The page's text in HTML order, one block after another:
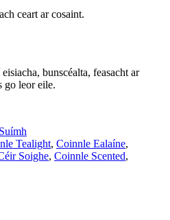
ceart ar cosaint.
bunscéalta, feasacht ar
go leor eile.
Tealight, Coinnle Ealaíne,
Soighe, Coinnle Scented,